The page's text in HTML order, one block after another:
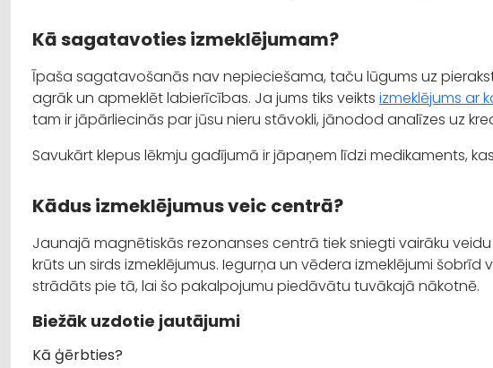
Kā sagatavoties izmeklējumam?
Īpaša sagatavošanās nav nepieciešama, taču lūgums uz
agrāk un apmeklēt labierīcības. Ja jums tiks veikts izmeklējums ar
tam ir jāpārliecinās par jūsu nieru stāvokli, jānodod analīzes uz
Savukārt klepus lēkmju gadījumā ir jāpaņem līdzi medikaments,
Kādus izmeklējumus veic centrā?
Jaunajā magnētiskās rezonanses centrā tiek sniegti vairāku
krūts un sirds izmeklējumus. Iegurņa un vēdera izmeklējumi šobrīd
strādāts pie tā, lai šo pakalpojumu piedāvātu tuvākajā nākotnē.
Biežāk uzdotie jautājumi
Kā ģērbties?